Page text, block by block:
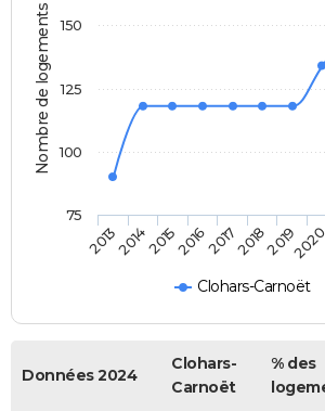
Nombre de logements
Clohars-Carnoët
2013201420152016201720182019
75
100
125
150
Données 2024
Clohars-
Carnoët
% des